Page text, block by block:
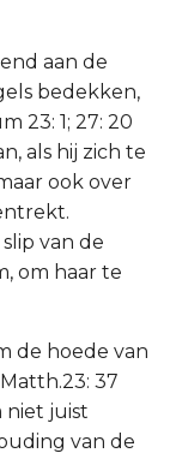
aan de
bedekken,
23: 1; 27: 20
als hij zich te
ook over
van de
om haar te
de hoede van
37
niet juist
van de